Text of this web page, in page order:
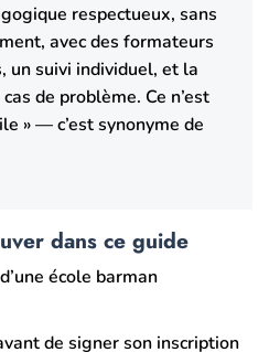
respectueux, sans
avec des formateurs
un suivi individuel, et la
de problème. Ce n’est
» — c’est synonyme de
dans ce guide
école barman
de signer son inscription